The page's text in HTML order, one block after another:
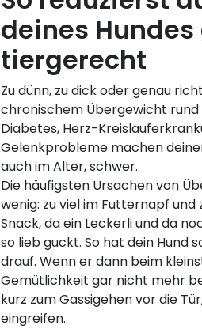
deines
tiergerecht
Zu dünn, zu dick oder genau
chronischem Übergewicht
Diabetes, Herz-
Gelenkprobleme machen
auch im Alter, schwer.
Die häufigsten Ursachen von
wenig: zu viel im Futternapf und
Snack, da ein Leckerli und da
so lieb guckt. So hat dein Hund
drauf. Wenn er dann beim
Gemütlichkeit gar nicht mehr
kurz zum Gassigehen vor die
eingreifen.